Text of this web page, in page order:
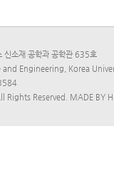
신소재 공학과 공학관 635호
Engineering, Korea
Rights Reserved. MADE BY